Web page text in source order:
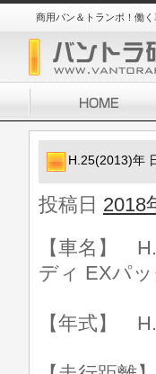
商用バン＆トランポ！働く
H.25(2013)年
投稿日 2018
【車名】
ディ EXパ
【年式】